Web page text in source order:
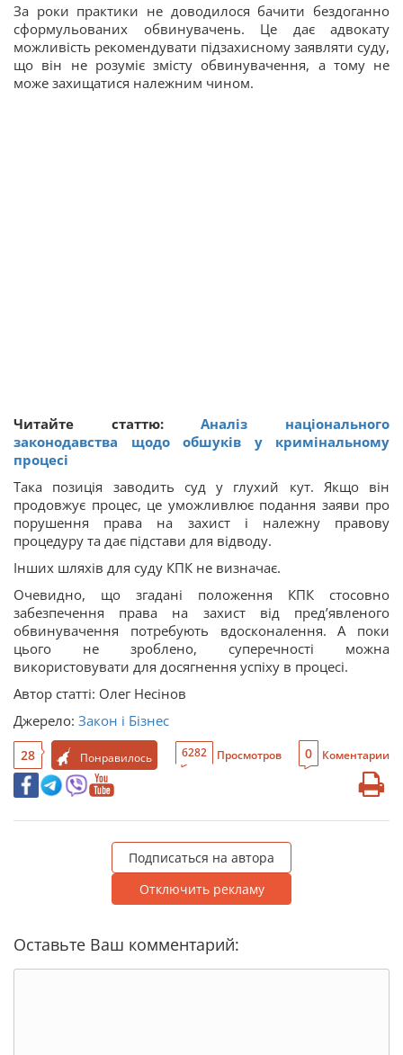
За роки практики не доводилося бачити бездоганно
сформульованих обвинувачень. Це дає адвокату
можливість рекомендувати підзахисному заявляти суду,
що він не розуміє змісту обвинувачення, а тому не
може захищатися належним чином.
Читайте статтю:Аналіз національного
законодавства щодо обшуків у кримінальному
процесі
Така позиція заводить суд у глухий кут. Якщо він
продовжує процес, це уможливлює подання заяви про
порушення права на захист і належну правову
процедуру та дає підстави для відводу.
Інших шляхів для суду КПК не визначає.
Очевидно, що згадані положення КПК стосовно
забезпечення права на захист від пред’явленого
обвинувачення потребують вдосконалення. А поки
цього не зроблено, суперечності можна
використовувати для досягнення успіху в процесі.
Автор статті: Олег Несінов
Джерело: Закон і Бізнес
28 Понравилось 6282 Просмотров 0 Коментарии
Подписаться на автора
Отключить рекламу
Оставьте Ваш комментарий: